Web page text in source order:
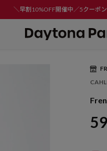
＼早割10%OFF開催中／5クーポン